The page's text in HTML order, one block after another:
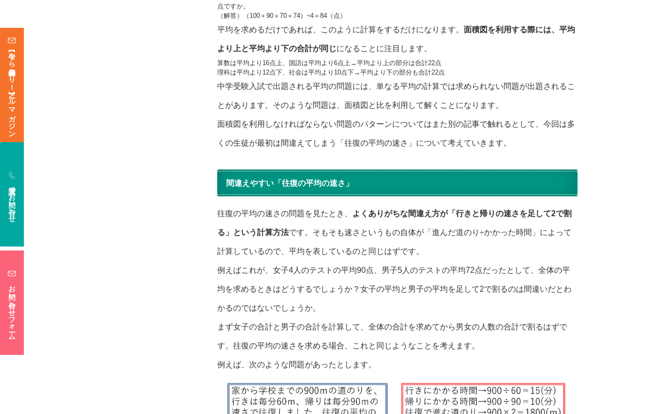
点ですか。
（解答）（100＋90＋70＋74）÷4＝84（点）
平均を求めるだけであれば、このように計算をするだけになります。 面積図を利用する際には、平均
より上と平均より下の合計が同じになることに注目します。
算数は平均より16点上、国語は平均より6点上→平均より上の部分は合計22点
理科は平均より12点下、社会は平均より10点下→平均より下の部分も合計22点
中学受験入試で出題される平均の問題には、単なる平均の計算では求められない問題が出題されるこ
とがあります。そのような問題は、面積図と比を利用して解くことになります。
面積図を利用しなければならない問題のパターンについてはまた別の記事で触れるとして、今回は多
くの生徒が最初は間違えてしまう「往復の平均の速さ」について考えていきます。
間違えやすい「往復の平均の速さ」
往復の平均の速さの問題を見たとき、 よくありがちな間違え方が「行きと帰りの速さを足して2で割
る」という計算方法です。そもそも速さというもの自体が「進んだ道のり÷かかった時間」によって
計算しているので、平均を表しているのと同じはずです。
例えばこれが、女子4人のテストの平均90点、男子5人のテストの平均72点だったとして、全体の平
均を求めるときはどうするでしょうか？女子の平均と男子の平均を足して2で割るのは間違いだとわ
かるのではないでしょうか。
まず女子の合計と男子の合計を計算して、全体の合計を求めてから男女の人数の合計で割るはずで
す。往復の平均の速さを求める場合、これと同じようなことを考えます。
例えば、次のような問題があったとします。
【今なら登録特典あり！】メールマガジン
電話でお問い合わせ
お問い合わせフォーム